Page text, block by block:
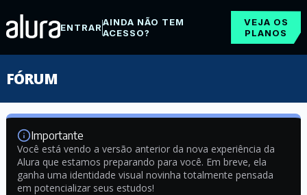
ENTRARAINDA NÃO TEM
ACESSO?
VEJA OS
PLANOS
FÓRUM
Importante
Você está vendo a versão anterior da nova experiência da
Alura que estamos preparando para você. Em breve, ela
ganha uma identidade visual novinha totalmente pensada
em potencializar seus estudos!